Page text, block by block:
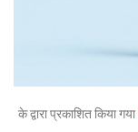
के द्वारा प्रकाशित किया गया